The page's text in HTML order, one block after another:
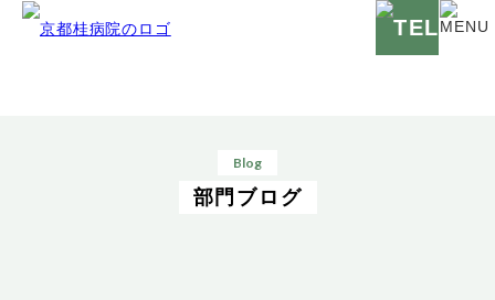
Blog
部門ブログ